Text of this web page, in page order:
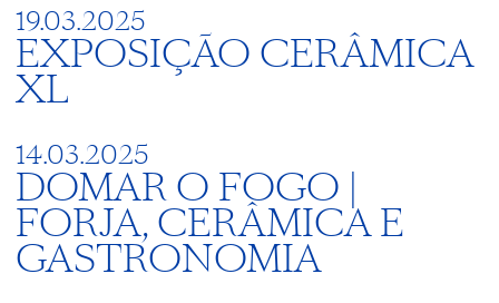
19.03.2025
EXPOSIÇÃO CERÂMICA
XL
14.03.2025
DOMAR O FOGO |
FORJA, CERÂMICA E
GASTRONOMIA